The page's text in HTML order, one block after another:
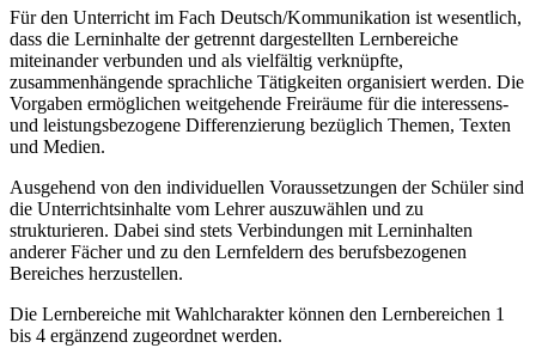
Für den Unterricht im Fach Deutsch/Kommunikation ist wesentlich,
dass die Lerninhalte der getrennt dargestellten Lernbereiche
miteinander verbunden und als vielfältig verknüpfte,
zusammenhängende sprachliche Tätigkeiten organisiert werden. Die
Vorgaben ermöglichen weitgehende Freiräume für die interessens-
und leistungsbezogene Differenzierung bezüglich Themen, Texten
und Medien.
Ausgehend von den individuellen Voraussetzungen der Schüler sind
die Unterrichtsinhalte vom Lehrer auszuwählen und zu
strukturieren. Dabei sind stets Verbindungen mit Lerninhalten
anderer Fächer und zu den Lernfeldern des berufsbezogenen
Bereiches herzustellen.
Die Lernbereiche mit Wahlcharakter können den Lernbereichen 1
bis 4 ergänzend zugeordnet werden.